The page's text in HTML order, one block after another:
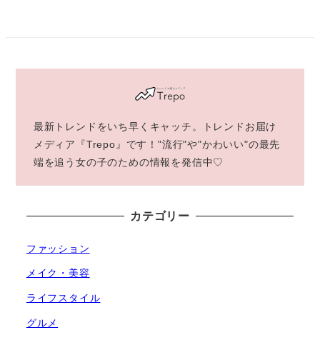
最新トレンドをいち早くキャッチ。トレンドお届け
メディア『Trepo』です！"流行"や"かわいい"の最先
端を追う女の子のための情報を発信中♡
カテゴリー
ファッション
メイク・美容
ライフスタイル
グルメ